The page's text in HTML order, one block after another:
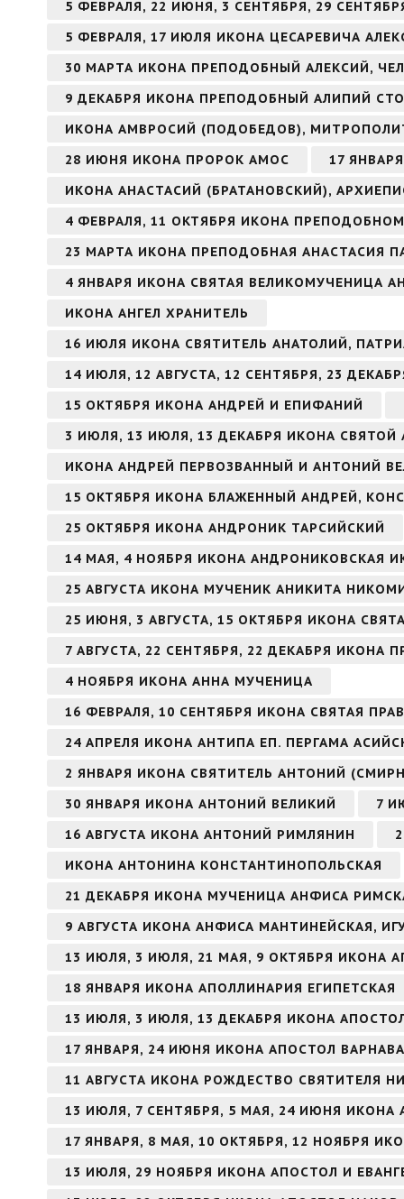
5 ФЕВРАЛЯ, 22 ИЮНЯ, 3 СЕНТЯБРЯ, 29
5 ФЕВРАЛЯ, 17 ИЮЛЯ ИКОНА ЦЕСАРЕВИЧА
30 МАРТА ИКОНА ПРЕПОДОБНЫЙ АЛЕКСИЙ,
9 ДЕКАБРЯ ИКОНА ПРЕПОДОБНЫЙ АЛИПИЙ
ИКОНА АМВРОСИЙ (ПОДОБЕДОВ),
28 ИЮНЯ ИКОНА ПРОРОК АМОС
17
ИКОНА АНАСТАСИЙ (БРАТАНОВСКИЙ),
4 ФЕВРАЛЯ, 11 ОКТЯБРЯ ИКОНА
23 МАРТА ИКОНА ПРЕПОДОБНАЯ АНАСТАСИЯ
4 ЯНВАРЯ ИКОНА СВЯТАЯ ВЕЛИКОМУЧЕНИЦА
ИКОНА АНГЕЛ ХРАНИТЕЛЬ
16 ИЮЛЯ ИКОНА СВЯТИТЕЛЬ АНАТОЛИЙ,
14 ИЮЛЯ, 12 АВГУСТА, 12 СЕНТЯБРЯ, 23
15 ОКТЯБРЯ ИКОНА АНДРЕЙ И ЕПИФАНИЙ
3 ИЮЛЯ, 13 ИЮЛЯ, 13 ДЕКАБРЯ ИКОНА
ИКОНА АНДРЕЙ ПЕРВОЗВАННЫЙ И АНТОНИЙ
15 ОКТЯБРЯ ИКОНА БЛАЖЕННЫЙ АНДРЕЙ,
25 ОКТЯБРЯ ИКОНА АНДРОНИК ТАРСИЙСКИЙ
14 МАЯ, 4 НОЯБРЯ ИКОНА АНДРОНИКОВСКАЯ
25 АВГУСТА ИКОНА МУЧЕНИК АНИКИТА
25 ИЮНЯ, 3 АВГУСТА, 15 ОКТЯБРЯ ИКОНА
7 АВГУСТА, 22 СЕНТЯБРЯ, 22 ДЕКАБРЯ
4 НОЯБРЯ ИКОНА АННА МУЧЕНИЦА
16 ФЕВРАЛЯ, 10 СЕНТЯБРЯ ИКОНА СВЯТАЯ
24 АПРЕЛЯ ИКОНА АНТИПА ЕП. ПЕРГАМА
2 ЯНВАРЯ ИКОНА СВЯТИТЕЛЬ АНТОНИЙ
30 ЯНВАРЯ ИКОНА АНТОНИЙ ВЕЛИКИЙ
7
16 АВГУСТА ИКОНА АНТОНИЙ РИМЛЯНИН
ИКОНА АНТОНИНА КОНСТАНТИНОПОЛЬСКАЯ
21 ДЕКАБРЯ ИКОНА МУЧЕНИЦА АНФИСА
9 АВГУСТА ИКОНА АНФИСА МАНТИНЕЙСКАЯ,
13 ИЮЛЯ, 3 ИЮЛЯ, 21 МАЯ, 9 ОКТЯБРЯ ИКОНА
18 ЯНВАРЯ ИКОНА АПОЛЛИНАРИЯ ЕГИПЕТСКАЯ
13 ИЮЛЯ, 3 ИЮЛЯ, 13 ДЕКАБРЯ ИКОНА
17 ЯНВАРЯ, 24 ИЮНЯ ИКОНА АПОСТОЛ ВАРНАВА
11 АВГУСТА ИКОНА РОЖДЕСТВО СВЯТИТЕЛЯ
13 ИЮЛЯ, 7 СЕНТЯБРЯ, 5 МАЯ, 24 ИЮНЯ
17 ЯНВАРЯ, 8 МАЯ, 10 ОКТЯБРЯ, 12 НОЯБРЯ
13 ИЮЛЯ, 29 НОЯБРЯ ИКОНА АПОСТОЛ И